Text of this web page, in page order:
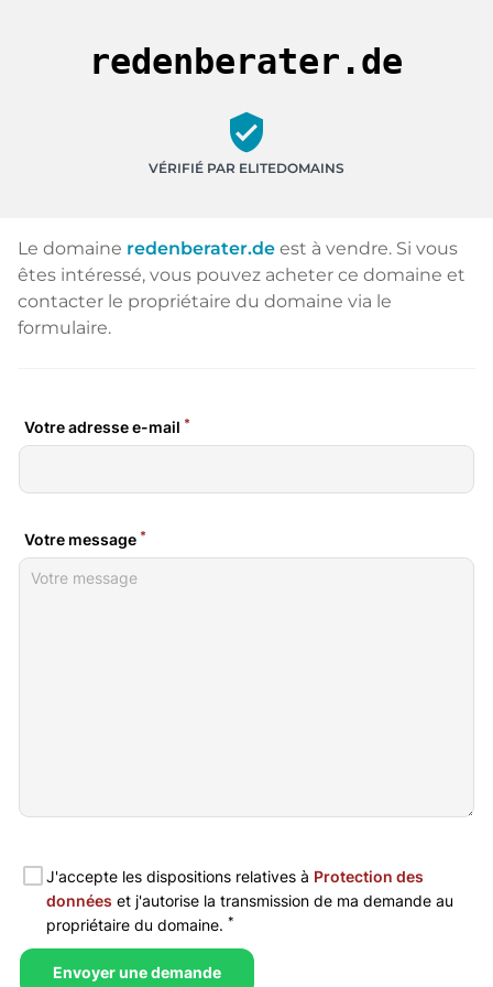
redenberater.de
verified_user
VÉRIFIÉ PAR ELITEDOMAINS
Le domaine redenberater.de est à vendre. Si vous
êtes intéressé, vous pouvez acheter ce domaine et
contacter le propriétaire du domaine via le
formulaire.